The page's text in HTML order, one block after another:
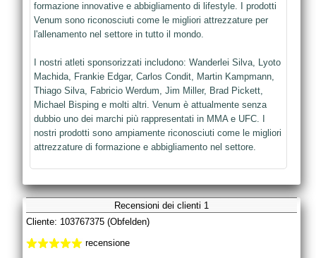
formazione innovative e abbigliamento di lifestyle. I prodotti
Venum sono riconosciuti come le migliori attrezzature per
l'allenamento nel settore in tutto il mondo.
I nostri atleti sponsorizzati includono: Wanderlei Silva, Lyoto
Machida, Frankie Edgar, Carlos Condit, Martin Kampmann,
Thiago Silva, Fabricio Werdum, Jim Miller, Brad Pickett,
Michael Bisping e molti altri. Venum è attualmente senza
dubbio uno dei marchi più rappresentati in MMA e UFC. I
nostri prodotti sono ampiamente riconosciuti come le migliori
attrezzature di formazione e abbigliamento nel settore.
Recensioni dei clienti 1
Cliente: 103767375 (Obfelden)
recensione